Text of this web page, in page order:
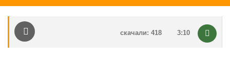
3:10
скачали: 418